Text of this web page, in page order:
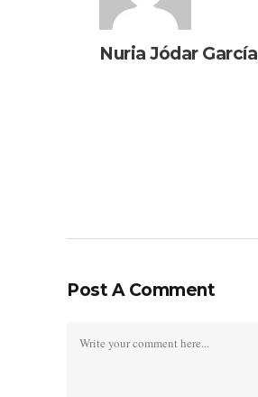
Nuria Jódar García
Post A Comment